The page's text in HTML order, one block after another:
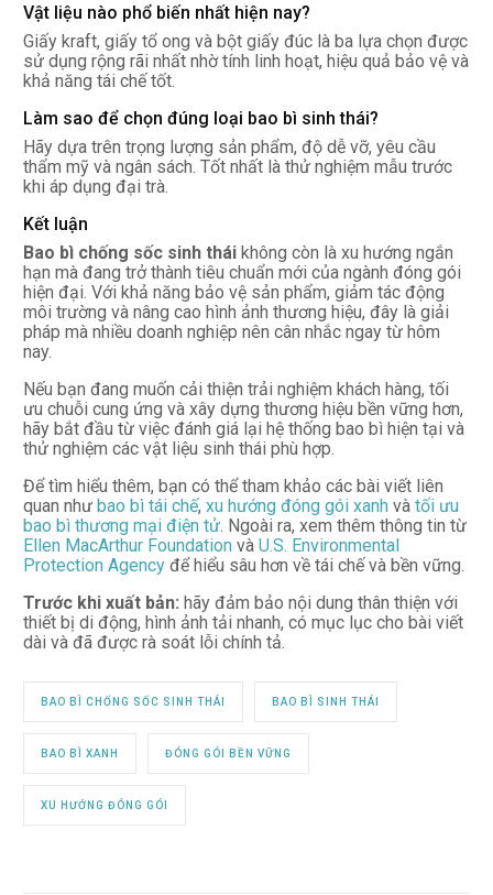
Vật liệu nào phổ biến nhất hiện nay?
Giấy kraft, giấy tổ ong và bột giấy đúc là ba lựa chọn được
sử dụng rộng rãi nhất nhờ tính linh hoạt, hiệu quả bảo vệ và
khả năng tái chế tốt.
Làm sao để chọn đúng loại bao bì sinh thái?
Hãy dựa trên trọng lượng sản phẩm, độ dễ vỡ, yêu cầu
thẩm mỹ và ngân sách. Tốt nhất là thử nghiệm mẫu trước
khi áp dụng đại trà.
Kết luận
Bao bì chống sốc sinh thái không còn là xu hướng ngắn
hạn mà đang trở thành tiêu chuẩn mới của ngành đóng gói
hiện đại. Với khả năng bảo vệ sản phẩm, giảm tác động
môi trường và nâng cao hình ảnh thương hiệu, đây là giải
pháp mà nhiều doanh nghiệp nên cân nhắc ngay từ hôm
nay.
Nếu bạn đang muốn cải thiện trải nghiệm khách hàng, tối
ưu chuỗi cung ứng và xây dựng thương hiệu bền vững hơn,
hãy bắt đầu từ việc đánh giá lại hệ thống bao bì hiện tại và
thử nghiệm các vật liệu sinh thái phù hợp.
Để tìm hiểu thêm, bạn có thể tham khảo các bài viết liên
quan nhưbao bì tái chế,xu hướng đóng gói xanh vàtối ưu
bao bì thương mại điện tử . Ngoài ra, xem thêm thông tin từ
Ellen MacArthur Foundation vàU.S. Environmental
Protection Agency để hiểu sâu hơn về tái chế và bền vững.
Trước khi xuất bản: hãy đảm bảo nội dung thân thiện với
thiết bị di động, hình ảnh tải nhanh, có mục lục cho bài viết
dài và đã được rà soát lỗi chính tả.
BAO BÌ CHỐNG SỐC SINH THÁI BAO BÌ SINH THÁI
BAO BÌ XANH ĐÓNG GÓI BỀN VỮNG
XU HƯỚNG ĐÓNG GÓI